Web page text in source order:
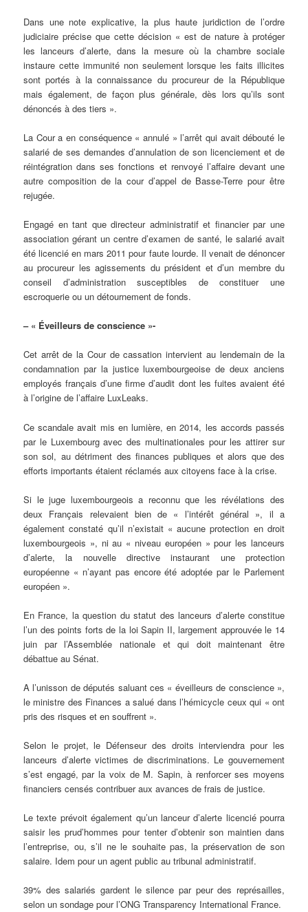
Dans une note explicative, la plus haute juridiction de l’ordre
judiciaire précise que cette décision « est de nature à protéger
les lanceurs d’alerte, dans la mesure où la chambre sociale
instaure cette immunité non seulement lorsque les faits illicites
sont portés à la connaissance du procureur de la République
mais également, de façon plus générale, dès lors qu’ils sont
dénoncés à des tiers ».
La Cour a en conséquence « annulé » l’arrêt qui avait débouté le
salarié de ses demandes d’annulation de son licenciement et de
réintégration dans ses fonctions et renvoyé l’affaire devant une
autre composition de la cour d’appel de Basse-Terre pour être
rejugée.
Engagé en tant que directeur administratif et financier par une
association gérant un centre d’examen de santé, le salarié avait
été licencié en mars 2011 pour faute lourde. Il venait de dénoncer
au procureur les agissements du président et d’un membre du
conseil d’administration susceptibles de constituer une
escroquerie ou un détournement de fonds.
– « Éveilleurs de conscience »-
Cet arrêt de la Cour de cassation intervient au lendemain de la
condamnation par la justice luxembourgeoise de deux anciens
employés français d’une firme d’audit dont les fuites avaient été
à l’origine de l’affaire LuxLeaks.
Ce scandale avait mis en lumière, en 2014, les accords passés
par le Luxembourg avec des multinationales pour les attirer sur
son sol, au détriment des finances publiques et alors que des
efforts importants étaient réclamés aux citoyens face à la crise.
Si le juge luxembourgeois a reconnu que les révélations des
deux Français relevaient bien de « l’intérêt général », il a
également constaté qu’il n’existait « aucune protection en droit
luxembourgeois », ni au « niveau européen » pour les lanceurs
d’alerte, la nouvelle directive instaurant une protection
européenne « n’ayant pas encore été adoptée par le Parlement
européen ».
En France, la question du statut des lanceurs d’alerte constitue
l’un des points forts de la loi Sapin II, largement approuvée le 14
juin par l’Assemblée nationale et qui doit maintenant être
débattue au Sénat.
A l’unisson de députés saluant ces « éveilleurs de conscience »,
le ministre des Finances a salué dans l’hémicycle ceux qui « ont
pris des risques et en souffrent ».
Selon le projet, le Défenseur des droits interviendra pour les
lanceurs d’alerte victimes de discriminations. Le gouvernement
s’est engagé, par la voix de M. Sapin, à renforcer ses moyens
financiers censés contribuer aux avances de frais de justice.
Le texte prévoit également qu’un lanceur d’alerte licencié pourra
saisir les prud’hommes pour tenter d’obtenir son maintien dans
l’entreprise, ou, s’il ne le souhaite pas, la préservation de son
salaire. Idem pour un agent public au tribunal administratif.
39% des salariés gardent le silence par peur des représailles,
selon un sondage pour l’ONG Transparency International France.